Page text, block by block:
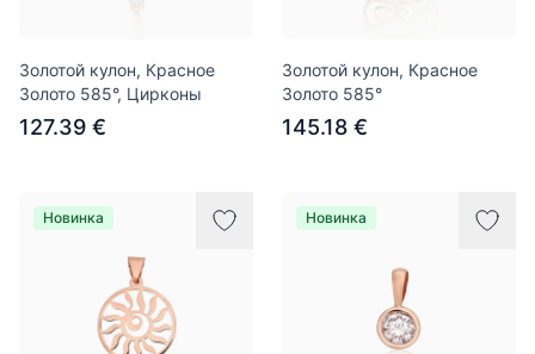
Золотой кулон, Красное
Золото 585°, Цирконы
127.39 €
Золотой кулон, Красное
Золото 585°
145.18 €
Новинка Новинка